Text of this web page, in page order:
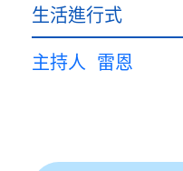
生活進行式
主持人 雷恩